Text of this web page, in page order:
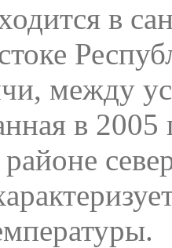
в
между
в 2005